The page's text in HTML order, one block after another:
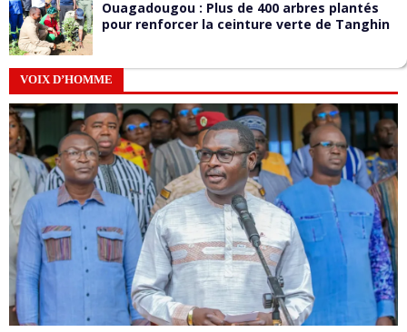
Ouagadougou : Plus de 400 arbres plantés
pour renforcer la ceinture verte de Tanghin
VOIX D’HOMME